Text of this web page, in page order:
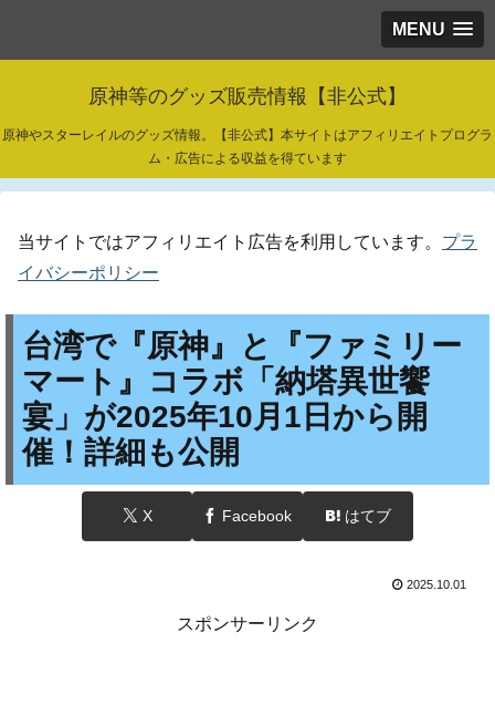
MENU
原神等のグッズ販売情報【非公式】
原神やスターレイルのグッズ情報。【非公式】本サイトはアフィリエイトプログラ
ム・広告による収益を得ています
当サイトではアフィリエイト広告を利用しています。 プラ
イバシーポリシー
台湾で『原神』と『ファミリー
マート』コラボ「納塔異世饗
宴」が2025年10月1日から開
催！詳細も公開
X Facebook はてブ
2025.10.01
スポンサーリンク